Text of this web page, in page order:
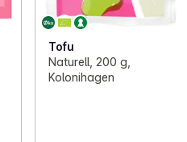
Tofu
Naturell, 200 g,
Kolonihagen